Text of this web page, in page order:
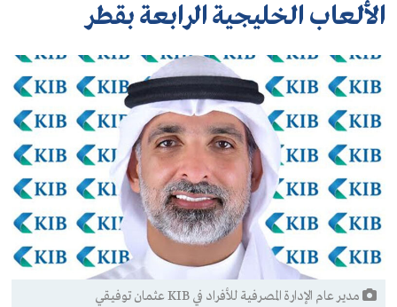
الألعاب الخليجية الرابعة بقطر
مدير عام الإدارة المصرفية للأفراد في KIB عثمان توفيقي